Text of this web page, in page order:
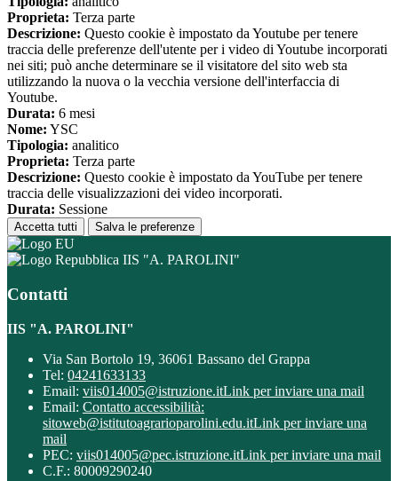
Proprieta: Terza parte
Descrizione: Questo cookie è impostato da Youtube per tenere
traccia delle preferenze dell'utente per i video di Youtube incorporati
nei siti; può anche determinare se il visitatore del sito web sta
utilizzando la nuova o la vecchia versione dell'interfaccia di
Youtube.
Durata: 6 mesi
Nome: YSC
Tipologia: analitico
Proprieta: Terza parte
Descrizione: Questo cookie è impostato da YouTube per tenere
traccia delle visualizzazioni dei video incorporati.
Durata: Sessione
Accetta tutti Salva le preferenze
IIS "A. PAROLINI"
Contatti
IIS "A. PAROLINI"
Via San Bortolo 19, 36061 Bassano del Grappa
Tel: 04241633133
Email: viis014005@istruzione.itLink per inviare una mail
Email: Contatto accessibilità:
sitoweb@istitutoagrarioparolini.edu.itLink per inviare una
mail
PEC: viis014005@pec.istruzione.itLink per inviare una mail
C.F.: 80009290240